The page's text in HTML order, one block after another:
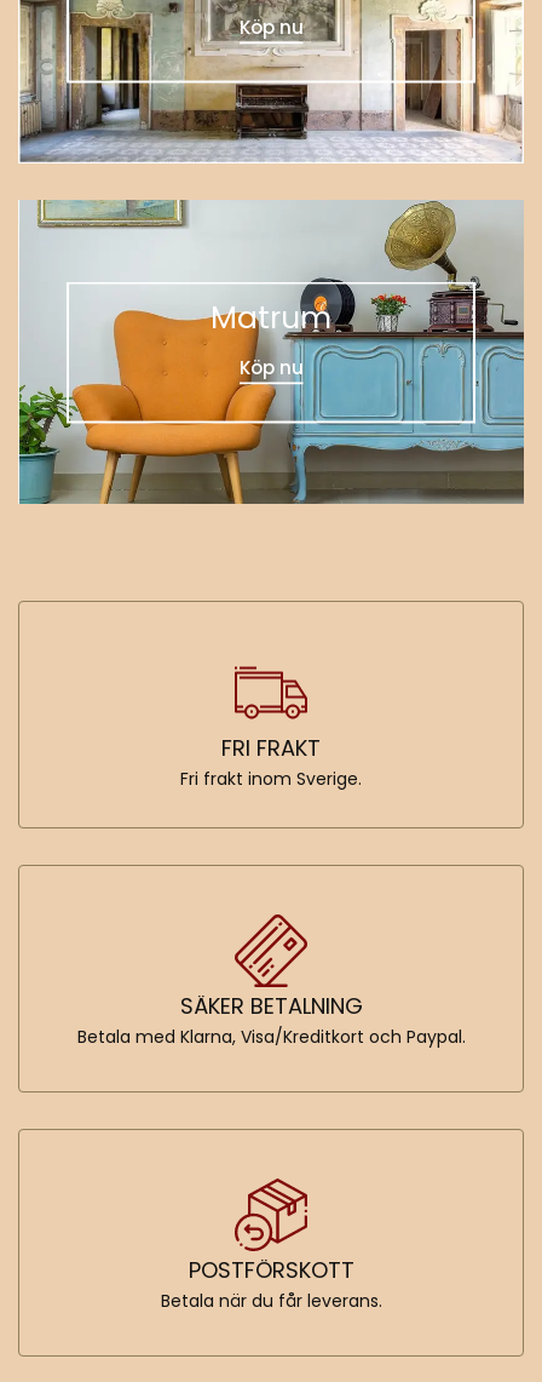
Köp nu
Matrum
Köp nu
FRI FRAKT
Fri frakt inom Sverige.
SÄKER BETALNING
Betala med Klarna, Visa/Kreditkort och Paypal.
POSTFÖRSKOTT
Betala när du får leverans.